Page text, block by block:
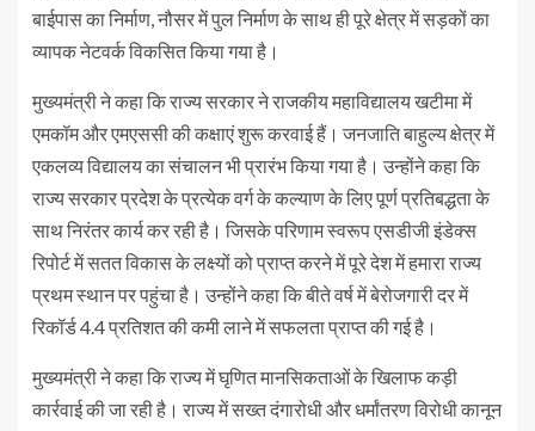
बाईपास का निर्माण, नौसर में पुल निर्माण के साथ ही पूरे क्षेत्र में सड़कों का
व्यापक नेटवर्क विकसित किया गया है।
मुख्यमंत्री ने कहा कि राज्य सरकार ने राजकीय महाविद्यालय खटीमा में
एमकॉम और एमएससी की कक्षाएं शुरू करवाई हैं। जनजाति बाहुल्य क्षेत्र में
एकलव्य विद्यालय का संचालन भी प्रारंभ किया गया है। उन्होंने कहा कि
राज्य सरकार प्रदेश के प्रत्येक वर्ग के कल्याण के लिए पूर्ण प्रतिबद्धता के
साथ निरंतर कार्य कर रही है। जिसके परिणाम स्वरूप एसडीजी इंडेक्स
रिपोर्ट में सतत विकास के लक्ष्यों को प्राप्त करने में पूरे देश में हमारा राज्य
प्रथम स्थान पर पहुंचा है। उन्होंने कहा कि बीते वर्ष में बेरोजगारी दर में
रिकॉर्ड 4.4 प्रतिशत की कमी लाने में सफलता प्राप्त की गई है।
मुख्यमंत्री ने कहा कि राज्य में घृणित मानसिकताओं के खिलाफ कड़ी
कार्रवाई की जा रही है। राज्य में सख्त दंगारोधी और धर्मांतरण विरोधी कानून